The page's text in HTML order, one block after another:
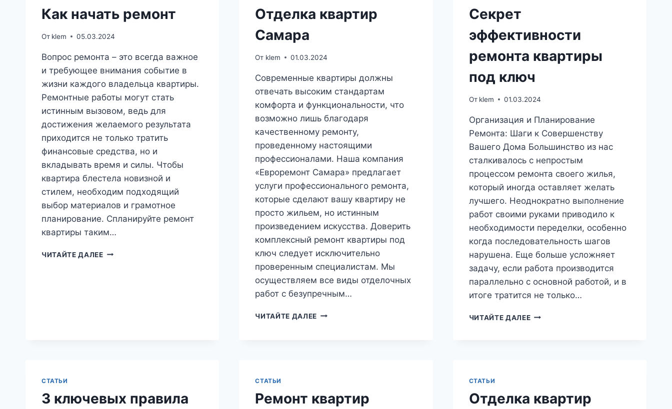
Как начать ремонт
От klem 05.03.2024
Вопрос ремонта – это всегда важное
и требующее внимания событие в
жизни каждого владельца квартиры.
Ремонтные работы могут стать
истинным вызовом, ведь для
достижения желаемого результата
приходится не только тратить
финансовые средства, но и
вкладывать время и силы. Чтобы
квартира блестела новизной и
стилем, необходим подходящий
выбор материалов и грамотное
планирование. Спланируйте ремонт
квартиры таким…
ЧИТАЙТЕ ДАЛЕЕКАК
Отделка квартир
Самара
От klem 01.03.2024
Современные квартиры должны
отвечать высоким стандартам
комфорта и функциональности, что
возможно лишь благодаря
качественному ремонту,
проведенному настоящими
профессионалами. Наша компания
«Евроремонт Самара» предлагает
услуги профессионального ремонта,
которые сделают вашу квартиру не
просто жильем, но истинным
произведением искусства. Доверить
комплексный ремонт квартиры под
ключ следует исключительно
проверенным специалистам. Мы
осуществляем все виды отделочных
работ с безупречным…
ЧИТАЙТЕ ДАЛЕЕ ОТДЕЛКА
Секрет
эффективности
ремонта квартиры
под ключ
От klem 01.03.2024
Организация и Планирование
Ремонта: Шаги к Совершенству
Вашего Дома Большинство из нас
сталкивалось с непростым
процессом ремонта своего жилья,
который иногда оставляет желать
лучшего. Неоднократно выполнение
работ своими руками приводило к
необходимости переделки, особенно
когда последовательность шагов
нарушена. Еще больше усложняет
задачу, если работа производится
параллельно с основной работой, и в
итоге тратится не только…
ЧИТАЙТЕ ДАЛЕЕСЕКРЕТ
СТАТЬИ
3 ключевых правила
СТАТЬИ
Ремонт квартир
СТАТЬИ
Отделка квартир